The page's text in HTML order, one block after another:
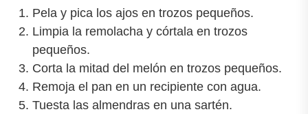
Pela y pica los ajos en trozos pequeños.
Limpia la remolacha y córtala en trozos
pequeños.
Corta la mitad del melón en trozos pequeños.
Remoja el pan en un recipiente con agua.
Tuesta las almendras en una sartén.